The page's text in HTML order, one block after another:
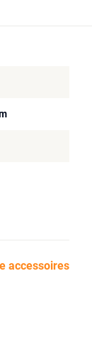
accessoires